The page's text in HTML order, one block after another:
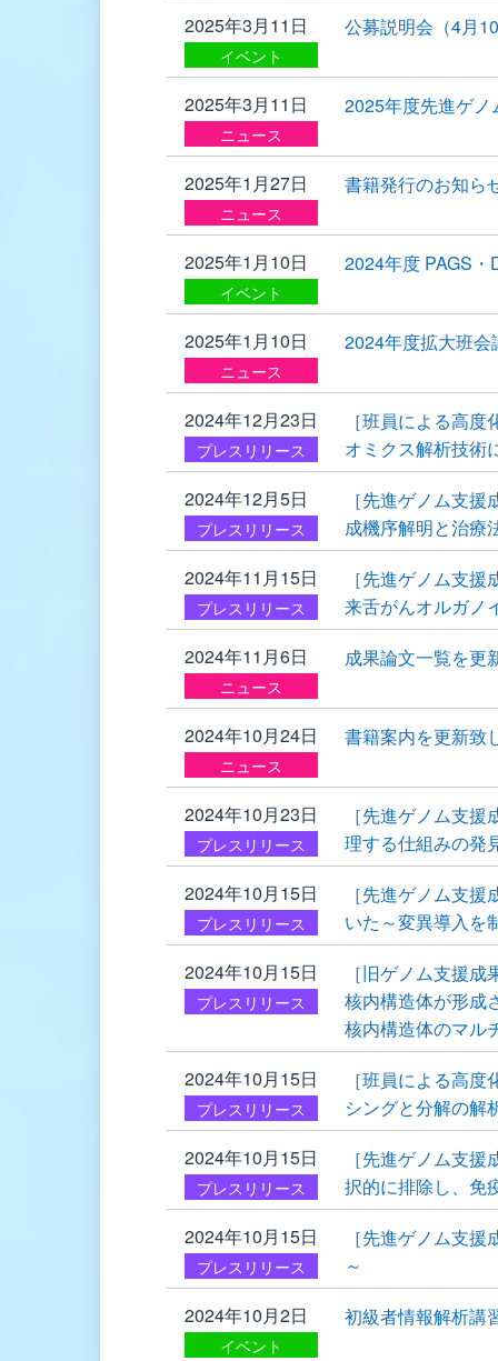
2025年3月11日
イベント
公募説明会（4月
2025年3月11日
ニュース
2025年度先進ゲ
2025年1月27日
ニュース
書籍発行のお知
2025年1月10日
イベント
2024年度 PAGS
2025年1月10日
ニュース
2024年度拡大班
2024年12月23日
プレスリリース
［班員による高
オミクス解析技術
2024年12月5日
プレスリリース
［先進ゲノム支
成機序解明と治療
2024年11月15日
プレスリリース
［先進ゲノム支
来舌がんオルガノ
2024年11月6日
ニュース
成果論文一覧を更
2024年10月24日
ニュース
書籍案内を更新致
2024年10月23日
プレスリリース
［先進ゲノム支
理する仕組みの
2024年10月15日
プレスリリース
［先進ゲノム支
いた～変異導入を
2024年10月15日
プレスリリース
［旧ゲノム支援
核内構造体が形成
核内構造体のマル
2024年10月15日
プレスリリース
［班員による高
シングと分解の
2024年10月15日
プレスリリース
［先進ゲノム支
択的に排除し、免
2024年10月15日
プレスリリース
［先進ゲノム支
～
2024年10月2日
イベント
初級者情報解析講